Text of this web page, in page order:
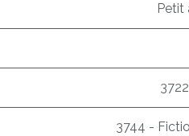
Petit
3744 -